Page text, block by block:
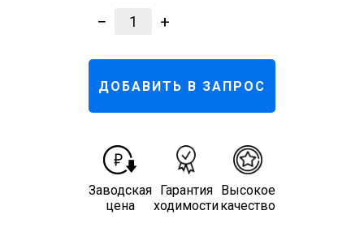
− 1 +
ДОБАВИТЬ В ЗАПРОС
Заводская
цена
Гарантия
ходимости
Высокое
качество